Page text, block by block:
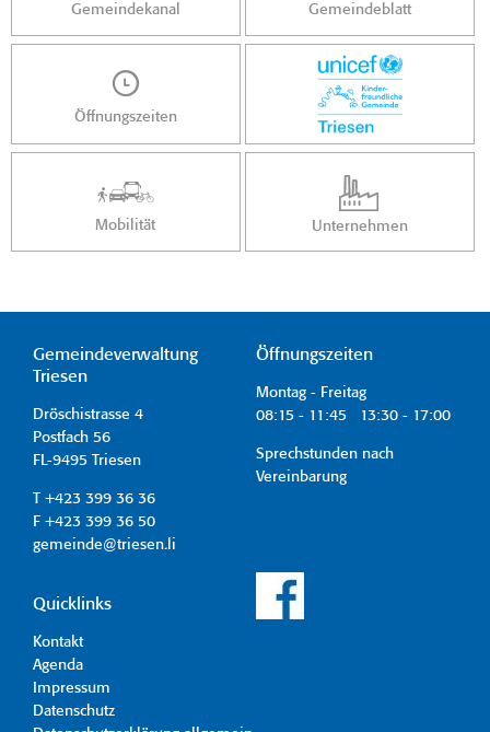
Gemeindekanal Gemeindeblatt
Öffnungszeiten
Mobilität Unternehmen
Gemeindeverwaltung
Triesen
Dröschistrasse 4
Postfach 56
FL-9495 Triesen
T +423 399 36 36
F +423 399 36 50
gemeinde@triesen.li
Öffnungszeiten
Montag - Freitag
08:15 - 11:45 13:30 - 17:00
Sprechstunden nach
Vereinbarung
Quicklinks
Kontakt
Agenda
Impressum
Datenschutz